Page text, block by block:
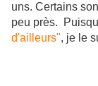
uns. Certains
peu près.
d'ailleurs", je le